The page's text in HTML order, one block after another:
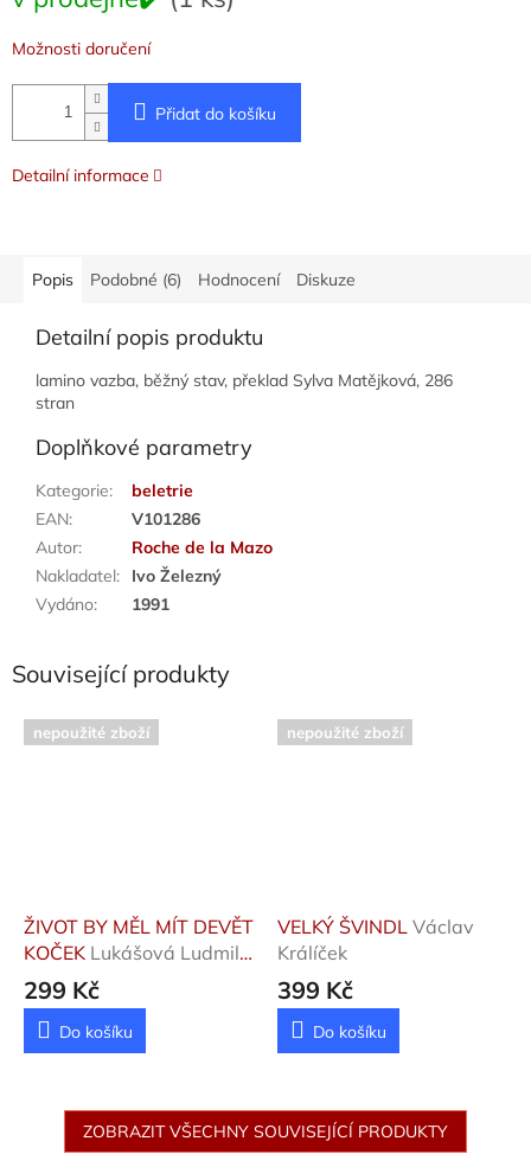
Možnosti doručení
Přidat do košíku
Detailní informace
Popis Podobné (6) Hodnocení Diskuze
Detailní popis produktu
lamino vazba, běžný stav, překlad Sylva Matějková, 286
stran
Doplňkové parametry
Kategorie:
beletrie
EAN:
V101286
Autor:
Roche de la Mazo
Nakladatel:
Ivo Železný
Vydáno: 1991
Související produkty
nepoužité zboží
ŽIVOT BY MĚL MÍT DEVĚT
KOČEK Lukášová Ludmila
Anna
299 Kč
Do košíku
nepoužité zboží
VELKÝ ŠVINDL Václav
Králíček
399 Kč
Do košíku
ZOBRAZIT VŠECHNY SOUVISEJÍCÍ PRODUKTY